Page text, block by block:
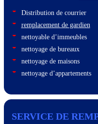
Distribution de courrier
remplacement de gardien
nettoyable d’immeubles
nettoyage de bureaux
nettoyage de maisons
nettoyage d’appartements
SERVICE DE